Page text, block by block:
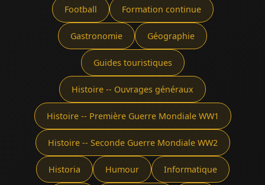
Football Formation continue
Gastronomie Géographie
Guides touristiques
Histoire -- Ouvrages généraux
Histoire -- Première Guerre Mondiale WW1
Histoire -- Seconde Guerre Mondiale WW2
Historia Humour Informatique